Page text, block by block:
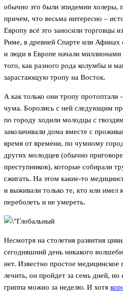
обычно это были эпидемии холеры,
причем, что весьма интересно –
Европу всё это заносили торговцы
Риме, в древней Спарте или Афинах
и люди в Европе начали миллионами
того, как разного рода колумбы и
зарастающую тропу на Восток.
А как только они тропу протоптали
чума. Боролись с ней следующим
по городу ходили молодцы с
заколачивали дома вместе с
время от времени, по чумному
других молодцев (обычно
преступников), которые собирали
сжигать. На этом какие-то
и выживали только те, кто или
переболеть и не умереть.
Несмотря на столетия развития
сегодняшний день никакого
нет. Известно простое медицинское
лечить, он пройдет за семь дней, но
гриппа можно за неделю. И хотя